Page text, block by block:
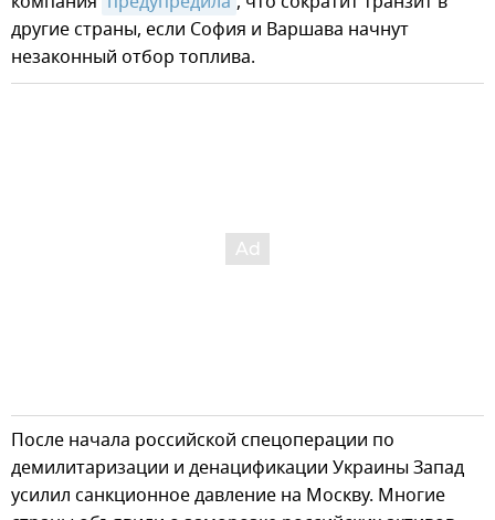
другие страны, если София и Варшава начнут
незаконный отбор топлива.
После начала российской спецоперации по
демилитаризации и денацификации Украины Запад
усилил санкционное давление на Москву. Многие